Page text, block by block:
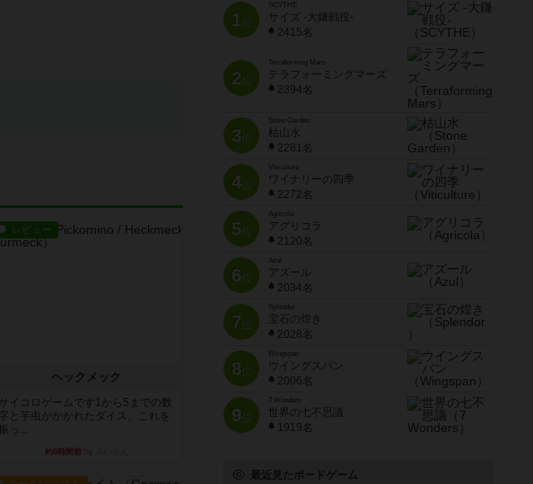
レビュー
ヘックメック
サイコロゲームです1から5までの数
字と芋虫がかかれたダイス。これを
振っ...
約8時間前
1位
SCYTHE
サイズ -大鎌戦役-
2415名
2位
Terraforming Mars
テラフォーミングマーズ
2394名
3位
Stone Garden
枯山水
2281名
4位
Viticulture
ワイナリーの四季
2272名
5位
Agricola
アグリコラ
2120名
6位
Azul
アズール
2034名
7位
宝石の煌き
2028名
8位
Wingspan
ウイングスパン
2006名
9位
7 Wonders
世界の七不思議
1919名
最近見たボードゲーム